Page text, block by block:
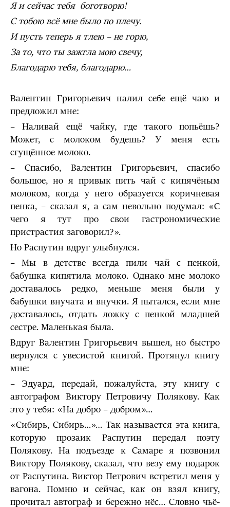
Я и сейчас тебя боготворю!
С тобою всё мне было по плечу.
И пусть теперь я тлею – не горю,
За то, что ты зажгла мою свечу,
Благодарю тебя, благодарю…
Валентин Григорьевич налил себе ещё чаю и
предложил мне:
– Наливай ещё чайку, где такого попьёшь?
Может, с молоком будешь? У меня есть
сгущённое молоко.
– Спасибо, Валентин Григорьевич, спасибо
большое, но я привык пить чай с кипячёным
молоком, когда у него образуется коричневая
пенка, – сказал я, а сам невольно подумал: «С
чего я тут про свои гастрономические
пристрастия заговорил?».
Но Распутин вдруг улыбнулся.
– Мы в детстве всегда пили чай с пенкой,
бабушка кипятила молоко. Однако мне молоко
доставалось редко, меньше меня были у
бабушки внучата и внучки. Я пытался, если мне
доставалось, отдать ложку с пенкой младшей
сестре. Маленькая была.
Вдруг Валентин Григорьевич вышел, но быстро
вернулся с увесистой книгой. Протянул книгу
мне:
– Эдуард, передай, пожалуйста, эту книгу с
автографом Виктору Петровичу Полякову. Как
это у тебя: «На добро – добром»…
«Сибирь, Сибирь…»… Так называется эта книга,
которую прозаик Распутин передал поэту
Полякову. На подъезде к Самаре я позвонил
Виктору Полякову, сказал, что везу ему подарок
от Распутина. Виктор Петрович встретил меня у
вагона. Помню и сейчас, как он взял книгу,
прочитал автограф и бережно нёс… Словно чьё-